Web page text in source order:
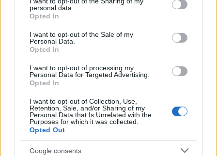
grant or deny consent to Google and its third-party tags to
use your data for below specified purposes in below Google
consent section.
personal data.
Opted In
I want to opt-out of the Sale of my
Personal Data.
Opted In
I want to opt-out of processing my
Personal Data for Targeted Advertising.
Opted In
I want to opt-out of Collection, Use,
Retention, Sale, and/or Sharing of my
Personal Data that Is Unrelated with the
Purposes for which it was collected.
Opted Out
Google consents
Ethereum vs Nasdaq: Tom Lee analyseert de markttrends van
juli en augustus 2026
CRYPTOVALUTA